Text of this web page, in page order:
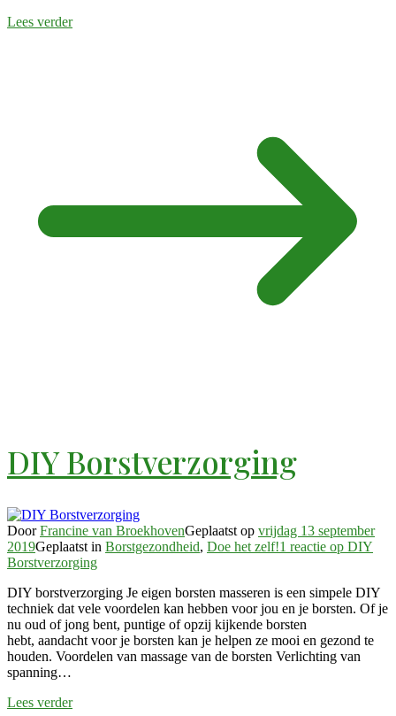
Lees verder
DIY Borstverzorging
DoorFrancine van BroekhovenGeplaatst op vrijdag 13 september
2019Geplaatst in Borstgezondheid, Doe het zelf!1 reactie op DIY
Borstverzorging
DIY borstverzorging Je eigen borsten masseren is een simpele DIY
techniek dat vele voordelen kan hebben voor jou en je borsten. Of je
nu oud of jong bent, puntige of opzij kijkende borsten
hebt, aandacht voor je borsten kan je helpen ze mooi en gezond te
houden. Voordelen van massage van de borsten Verlichting van
spanning…
Lees verder